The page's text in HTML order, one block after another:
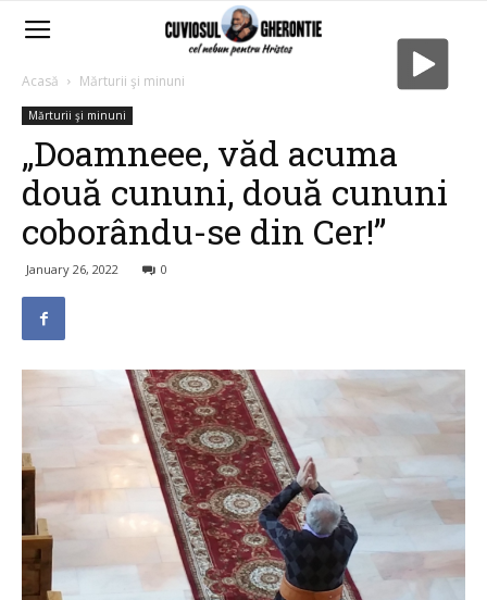
Acasă Mărturii şi minuni
Mărturii şi minuni
„Doamneee, văd acuma
două cununi, două cununi
coborându-se din Cer!”
January 26, 2022 0